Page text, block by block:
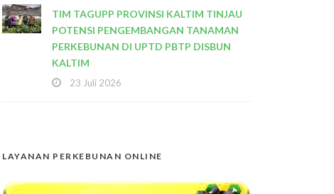
TIM TAGUPP PROVINSI KALTIM TINJAU
POTENSI PENGEMBANGAN TANAMAN
PERKEBUNAN DI UPTD PBTP DISBUN
KALTIM
23 Juli 2026
LAYANAN PERKEBUNAN ONLINE